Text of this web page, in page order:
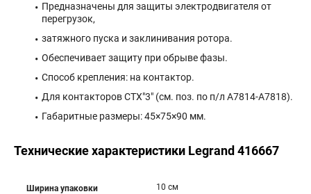
Предназначены для защиты электродвигателя от
перегрузок,
затяжного пуска и заклинивания ротора.
Обеспечивает защиту при обрыве фазы.
Способ крепления: на контактор.
Для контакторов CTX"3" (см. поз. по п/л А7814-А7818).
Габаритные размеры: 45×75×90 мм.
Технические характеристики Legrand 416667
Ширина упаковки 10 см